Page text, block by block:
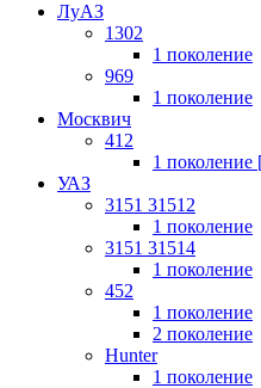
ЛуАЗ
1302
1 поколение
969
1 поколение
Москвич
412
1 поколение
УАЗ
3151 31512
1 поколение
3151 31514
1 поколение
452
1 поколение
2 поколение
Hunter
1 поколение